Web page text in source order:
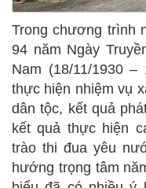
Trong chương trình
94 năm Ngày
Nam (18/11/1930 –
thực hiện nhiệm vụ
dân tộc, kết quả
kết quả thực hiện
trào thi đua yêu
hướng trọng tâm